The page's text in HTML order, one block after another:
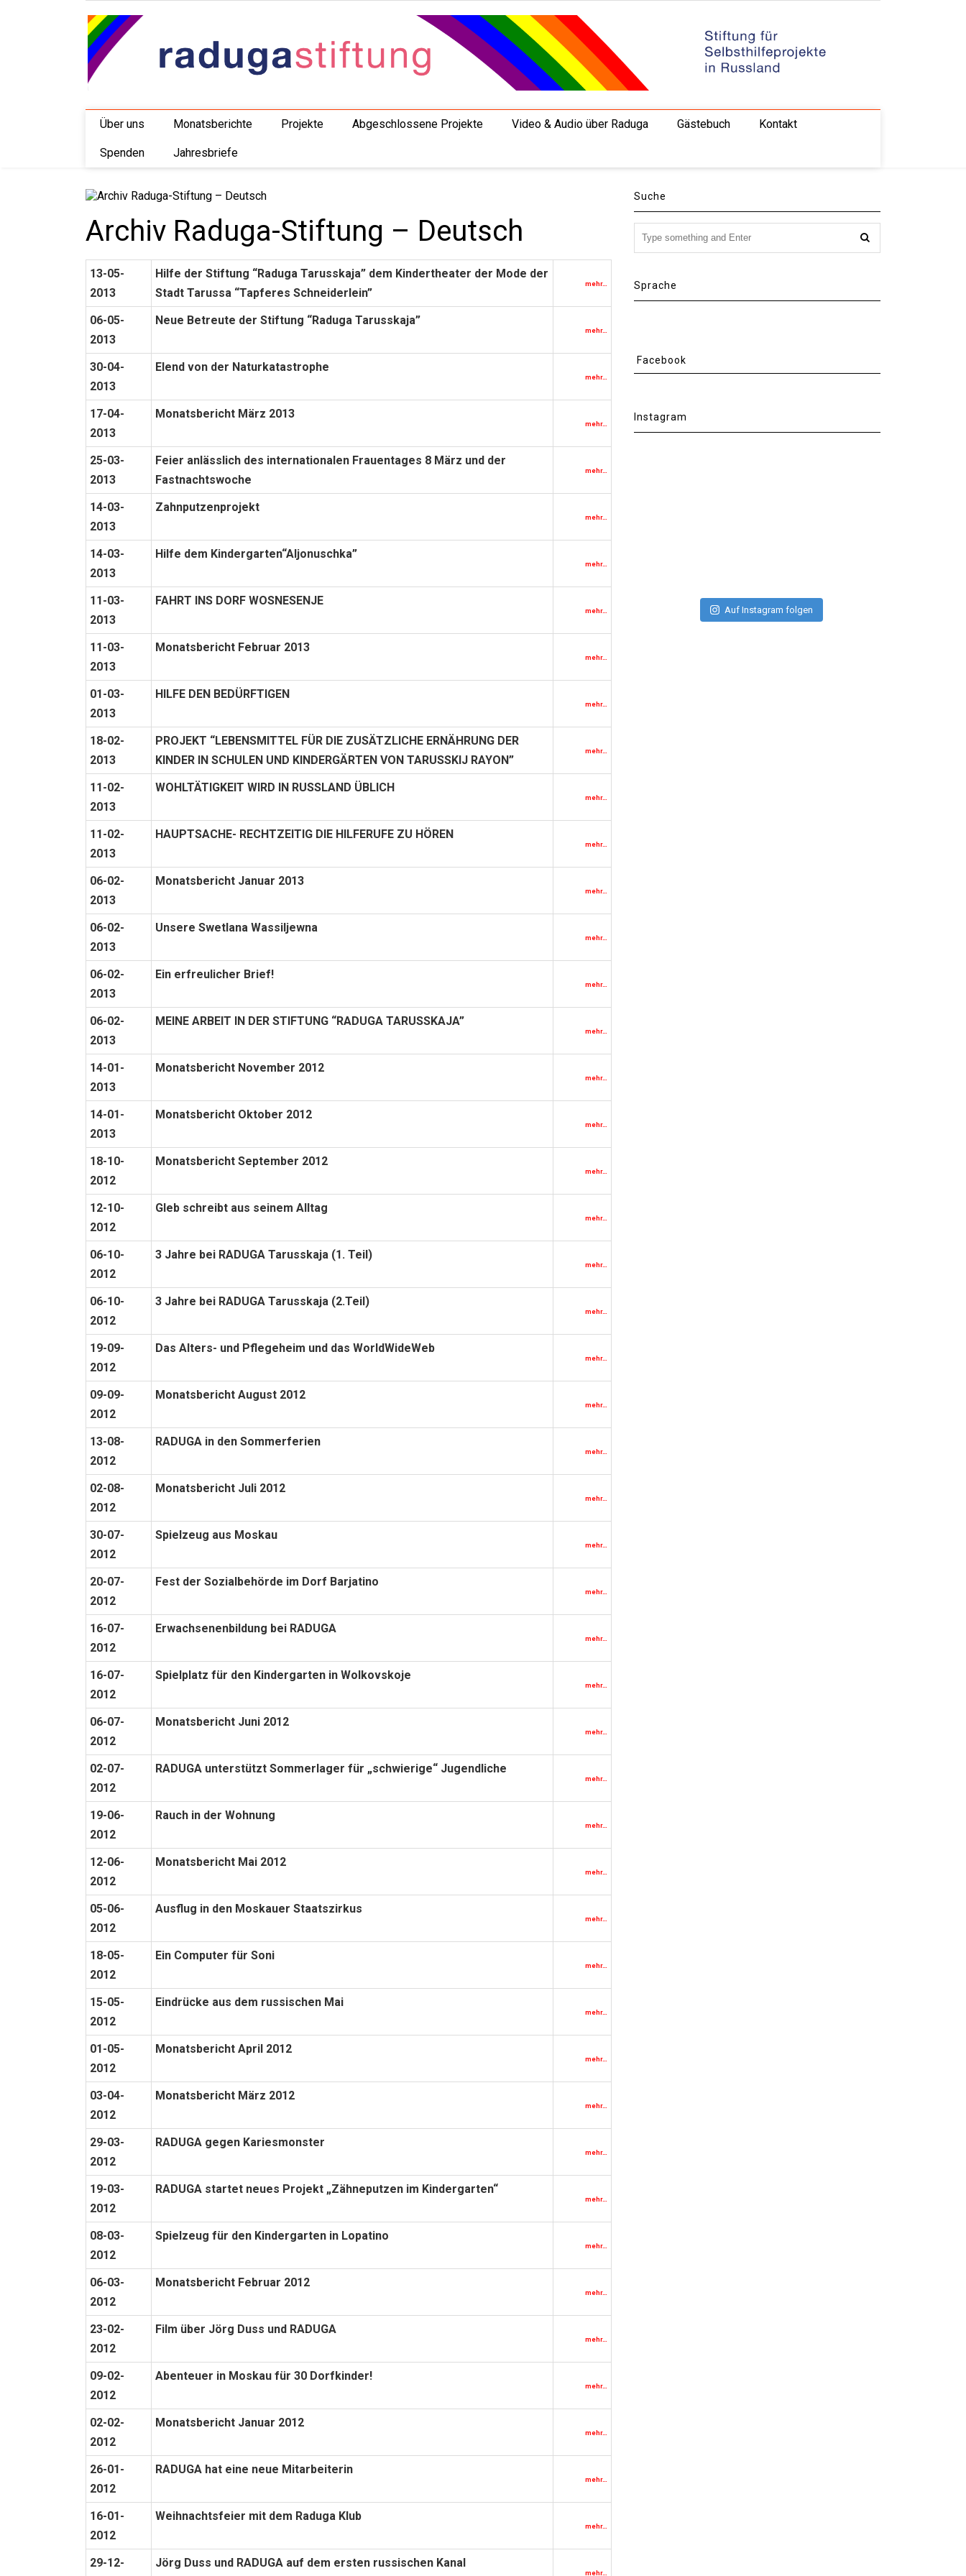
Über uns Monatsberichte Projekte Abgeschlossene Projekte Video & Audio über Raduga Gästebuch Kontakt
Spenden Jahresbriefe
Archiv Raduga-Stiftung – Deutsch
13-05-
2013
Hilfe der Stiftung “Raduga Tarusskaja” dem Kindertheater der Mode der
Stadt Tarussa “Tapferes Schneiderlein”
mehr…
06-05-
2013
Neue Betreute der Stiftung “Raduga Tarusskaja”
mehr…
30-04-
2013
Elend von der Naturkatastrophe
mehr…
17-04-
2013
Monatsbericht März 2013
mehr…
25-03-
2013
Feier anlässlich des internationalen Frauentages 8 März und der
Fastnachtswoche
mehr…
14-03-
2013
Zahnputzenprojekt
mehr…
14-03-
2013
Hilfe dem Kindergarten“Aljonuschka”
mehr…
11-03-
2013
FAHRT INS DORF WOSNESENJE
mehr…
11-03-
2013
Monatsbericht Februar 2013
mehr…
01-03-
2013
HILFE DEN BEDÜRFTIGEN
mehr…
18-02-
2013
PROJEKT “LEBENSMITTEL FÜR DIE ZUSÄTZLICHE ERNÄHRUNG DER
KINDER IN SCHULEN UND KINDERGÄRTEN VON TARUSSKIJ RAYON”
mehr…
11-02-
2013
WOHLTÄTIGKEIT WIRD IN RUSSLAND ÜBLICH
mehr…
11-02-
2013
HAUPTSACHE- RECHTZEITIG DIE HILFERUFE ZU HÖREN
mehr…
06-02-
2013
Monatsbericht Januar 2013
mehr…
06-02-
2013
Unsere Swetlana Wassiljewna
mehr…
06-02-
2013
Ein erfreulicher Brief!
mehr…
06-02-
2013
MEINE ARBEIT IN DER STIFTUNG “RADUGA TARUSSKAJA”
mehr…
14-01-
2013
Monatsbericht November 2012
mehr…
14-01-
2013
Monatsbericht Oktober 2012
mehr…
18-10-
2012
Monatsbericht September 2012
mehr…
12-10-
2012
Gleb schreibt aus seinem Alltag
mehr…
06-10-
2012
3 Jahre bei RADUGA Tarusskaja (1. Teil)
mehr…
06-10-
2012
3 Jahre bei RADUGA Tarusskaja (2.Teil)
mehr…
19-09-
2012
Das Alters- und Pflegeheim und das WorldWideWeb
mehr…
09-09-
2012
Monatsbericht August 2012
mehr…
13-08-
2012
RADUGA in den Sommerferien
mehr…
02-08-
2012
Monatsbericht Juli 2012
mehr…
30-07-
2012
Spielzeug aus Moskau
mehr…
20-07-
2012
Fest der Sozialbehörde im Dorf Barjatino
mehr…
16-07-
2012
Erwachsenenbildung bei RADUGA
mehr…
16-07-
2012
Spielplatz für den Kindergarten in Wolkovskoje
mehr…
06-07-
2012
Monatsbericht Juni 2012
mehr…
02-07-
2012
RADUGA unterstützt Sommerlager für „schwierige“ Jugendliche
mehr…
19-06-
2012
Rauch in der Wohnung
mehr…
12-06-
2012
Monatsbericht Mai 2012
mehr…
05-06-
2012
Ausflug in den Moskauer Staatszirkus
mehr…
18-05-
2012
Ein Computer für Soni
mehr…
15-05-
2012
Eindrücke aus dem russischen Mai
mehr…
01-05-
2012
Monatsbericht April 2012
mehr…
03-04-
2012
Monatsbericht März 2012
mehr…
29-03-
2012
RADUGA gegen Kariesmonster
mehr…
19-03-
2012
RADUGA startet neues Projekt „Zähneputzen im Kindergarten“
mehr…
08-03-
2012
Spielzeug für den Kindergarten in Lopatino
mehr…
06-03-
2012
Monatsbericht Februar 2012
mehr…
23-02-
2012
Film über Jörg Duss und RADUGA
mehr…
09-02-
2012
Abenteuer in Moskau für 30 Dorfkinder!
mehr…
02-02-
2012
Monatsbericht Januar 2012
mehr…
26-01-
2012
RADUGA hat eine neue Mitarbeiterin
mehr…
16-01-
2012
Weihnachtsfeier mit dem Raduga Klub
mehr…
29-12-
Jörg Duss und RADUGA auf dem ersten russischen Kanal
mehr…
Suche
Sprache
Facebook
Instagram
Auf Instagram folgen